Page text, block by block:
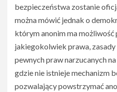
bezpieczeństwa zostanie
można mówić jednak o
którym anonim ma
jakiegokolwiek prawa,
pewnych praw narzucanych
gdzie nie istnieje mechanizm
pozwalający powstrzymać